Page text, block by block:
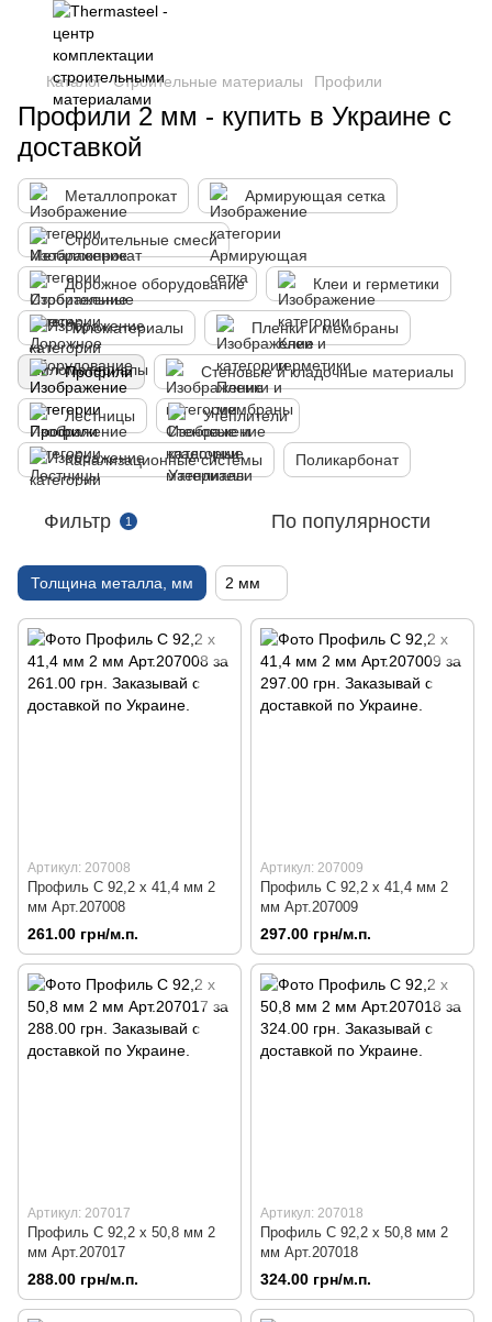
Каталог Строительные материалы Профили
Профили 2 мм - купить в Украине с
доставкой
Металлопрокат Армирующая сетка
Строительные смеси
Дорожное оборудование Клеи и герметики
Пиломатериалы Пленки и мембраны
Профили Стеновые и кладочные материалы
Лестницы Утеплители
Канализационные системы Поликарбонат
Фильтр 1 По популярности
Толщина металла, мм 2 мм
Артикул: 207008
Профиль C 92,2 х 41,4 мм 2
мм Арт.207008
261.00 грн/м.п.
Артикул: 207009
Профиль C 92,2 х 41,4 мм 2
мм Арт.207009
297.00 грн/м.п.
Артикул: 207017
Профиль C 92,2 х 50,8 мм 2
мм Арт.207017
288.00 грн/м.п.
Артикул: 207018
Профиль C 92,2 х 50,8 мм 2
мм Арт.207018
324.00 грн/м.п.